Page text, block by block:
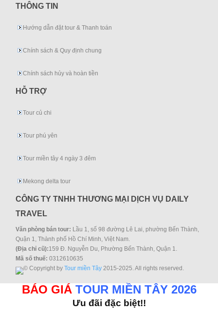
THÔNG TIN
Hướng dẫn đặt tour & Thanh toán
Chính sách & Quy định chung
Chính sách hủy và hoàn tiền
HỖ TRỢ
Tour củ chi
Tour phú yên
Tour miền tây 4 ngày 3 đêm
Mekong delta tour
CÔNG TY TNHH THƯƠNG MẠI DỊCH VỤ DAILY
TRAVEL
Văn phòng bán tour: Lầu 1, số 98 đường Lê Lai, phường Bến Thành,
Quận 1, Thành phố Hồ Chí Minh, Việt Nam.
(Địa chỉ cũ):159 Đ. Nguyễn Du, Phường Bến Thành, Quận 1.
Mã số thuế: 0312610635
© Copyright byTour miền Tây 2015-2025. All rights reserved.
BÁO GIÁ TOUR MIỀN TÂY 2026
Ưu đãi đặc biệt!!